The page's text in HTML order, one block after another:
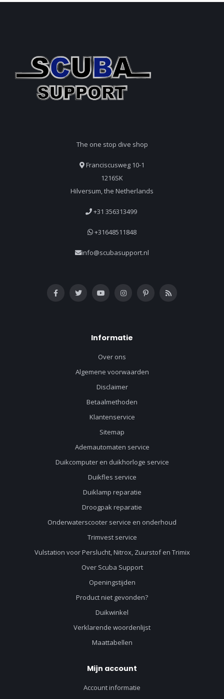
The one stop dive shop
Franciscusweg 10-1
1216SK
Hilversum, the Netherlands
+31 356313499
+31648511848
info@scubasupport.nl
Informatie
Over ons
Algemene voorwaarden
Disclaimer
Betaalmethoden
Klantenservice
Sitemap
Ademautomaten service
Duikcomputer en duikhorloge service
Duikfles service
Duiklamp reparatie
Droogpak reparatie
Onderwaterscooter service en onderhoud
Trimvest service
Vulstation voor Perslucht, Nitrox, Zuurstof en Trimix
Over Scuba Support
Openingstijden
Product niet gevonden?
Duikwinkel
Verklarende woordenlijst
Maattabellen
Mijn account
Account informatie